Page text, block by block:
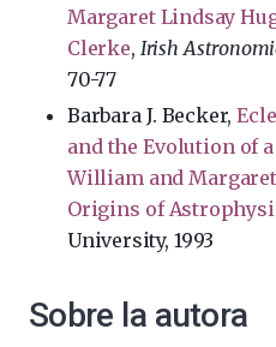
Margaret Lindsay
Clerke, Irish
70-77
Barbara J. Becker,
and the Evolution of
William and
Origins of
University, 1993
Sobre la autora